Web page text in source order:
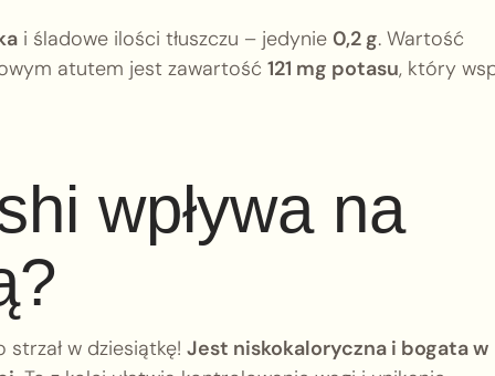
i śladowe ilości tłuszczu – jedynie 0,2 g. Wartość
atutem jest zawartość 121 mg potasu, który
wpływa na
w dziesiątkę! Jest niskokaloryczna i bogata w